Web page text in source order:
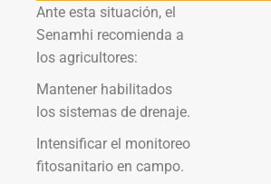
Ante esta situación, el
Senamhi recomienda a
los agricultores:
Mantener habilitados
los sistemas de drenaje.
Intensificar el monitoreo
fitosanitario en campo.